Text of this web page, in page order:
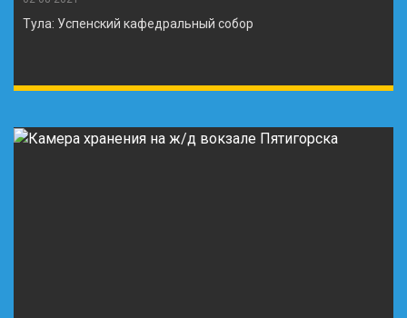
Тула: Успенский кафедральный собор